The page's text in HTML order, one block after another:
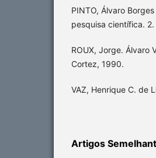
PINTO, Álvaro
pesquisa científica.
ROUX, Jorge. Álvaro
Cortez, 1990.
VAZ, Henrique C. de
Artigos